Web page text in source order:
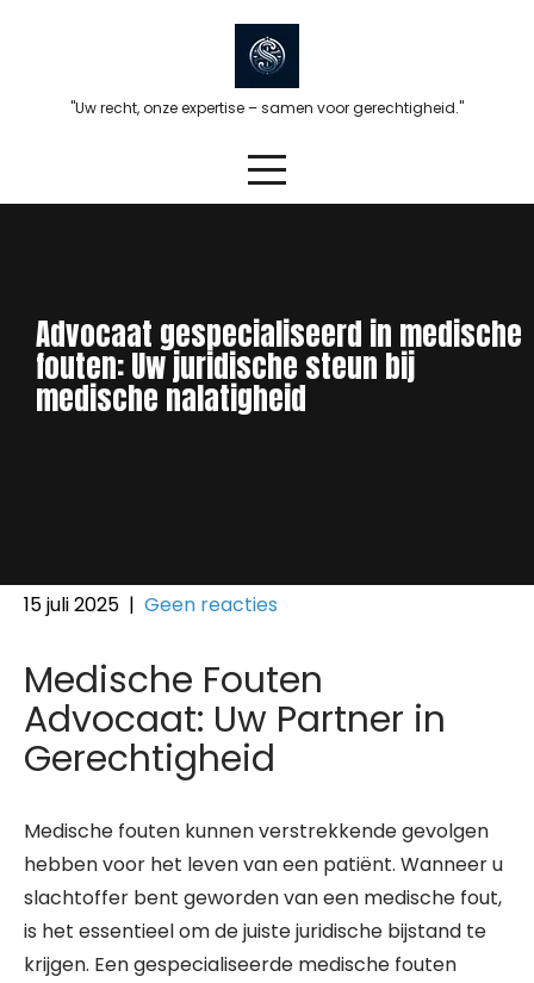
"Uw recht, onze expertise – samen voor gerechtigheid."
Advocaat gespecialiseerd in medische
fouten: Uw juridische steun bij
medische nalatigheid
15 juli 2025 | Geen reacties
Medische Fouten
Advocaat: Uw Partner in
Gerechtigheid
Medische fouten kunnen verstrekkende gevolgen
hebben voor het leven van een patiënt. Wanneer u
slachtoffer bent geworden van een medische fout,
is het essentieel om de juiste juridische bijstand te
krijgen. Een gespecialiseerde medische fouten